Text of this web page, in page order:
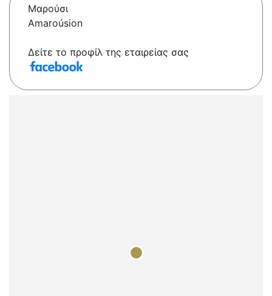
Μαρούσι
Amaroúsion
Δείτε το προφίλ της εταιρείας σας